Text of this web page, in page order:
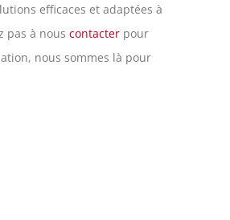
efficaces et adaptées à
pas à nous contacter pour
nous sommes là pour